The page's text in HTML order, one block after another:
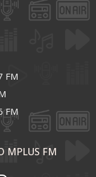
FM
FM
MPLUS FM